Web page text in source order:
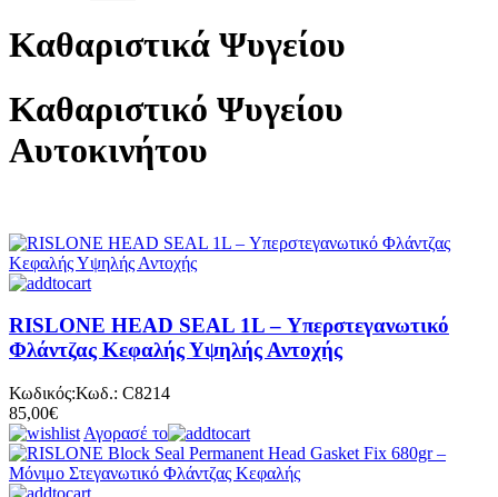
Καθαριστικά Ψυγείου
Καθαριστικό Ψυγείου
Αυτοκινήτου
RISLONE HEAD SEAL 1L – Υπερστεγανωτικό
Φλάντζας Κεφαλής Υψηλής Αντοχής
Κωδικός:Κωδ.: C8214
85,00€
Αγορασέ το